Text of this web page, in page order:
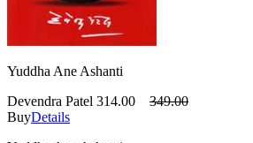
Yuddha Ane Ashanti
Devendra Patel 314.00
349.00
BuyDetails